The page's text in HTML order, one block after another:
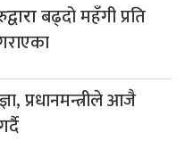
बढ्दो महँगी प्रति
प्रधानमन्त्रीले आजै